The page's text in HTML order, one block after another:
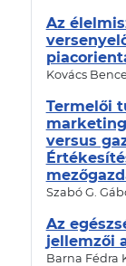
Az
Kovács
Termelői
versus
Szabó G.
Az
jellemzői
Barna Fédra